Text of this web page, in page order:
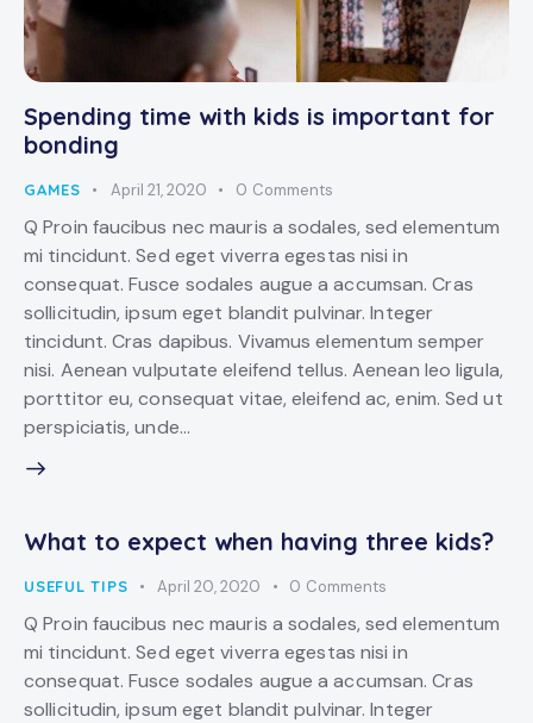
Spending time with kids is important for
bonding
GAMES April 21, 2020 0 Comments
Q Proin faucibus nec mauris a sodales, sed elementum
mi tincidunt. Sed eget viverra egestas nisi in
consequat. Fusce sodales augue a accumsan. Cras
sollicitudin, ipsum eget blandit pulvinar. Integer
tincidunt. Cras dapibus. Vivamus elementum semper
nisi. Aenean vulputate eleifend tellus. Aenean leo ligula,
porttitor eu, consequat vitae, eleifend ac, enim. Sed ut
perspiciatis, unde…
What to expect when having three kids?
USEFUL TIPS April 20, 2020 0 Comments
Q Proin faucibus nec mauris a sodales, sed elementum
mi tincidunt. Sed eget viverra egestas nisi in
consequat. Fusce sodales augue a accumsan. Cras
sollicitudin, ipsum eget blandit pulvinar. Integer